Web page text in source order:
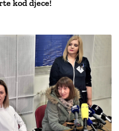
kod djece!